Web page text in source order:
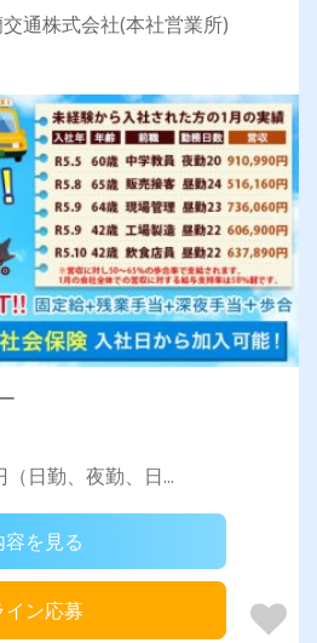
通株式会社(本社営業所)
日勤、夜勤、日...
を見る
イン応募